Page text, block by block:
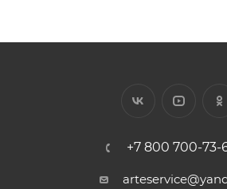
+7 800 700-73-